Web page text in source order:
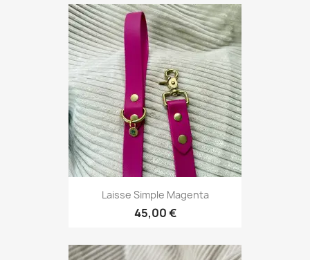
Laisse Simple Magenta
45,00 €